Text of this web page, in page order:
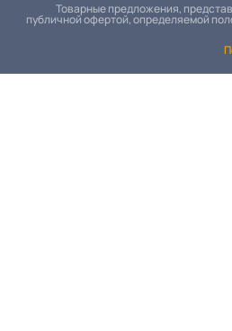
Товарные предложения,
публичной офертой, определяемой